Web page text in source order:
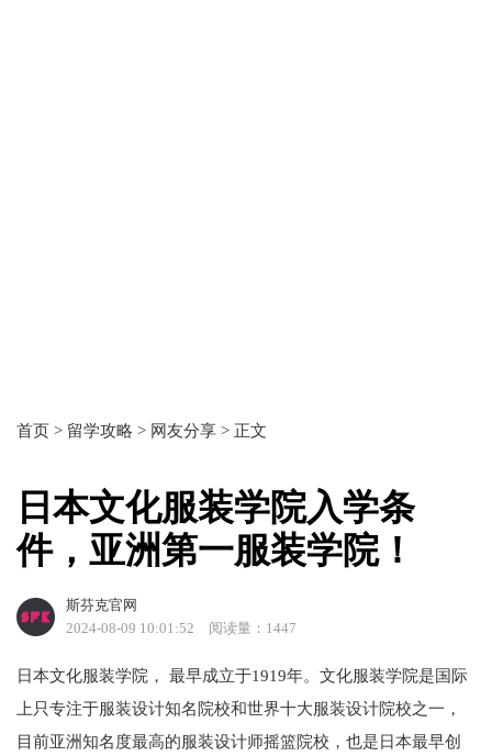
首页 > 留学攻略 > 网友分享 > 正文
日本文化服装学院入学条
件，亚洲第一服装学院！
斯芬克官网
2024-08-09 10:01:52
阅读量：1447
日本文化服装学院， 最早成立于1919年。文化服装学院是国际
上只专注于服装设计知名院校和世界十大服装设计院校之一，
目前亚洲知名度最高的服装设计师摇篮院校，也是日本最早创